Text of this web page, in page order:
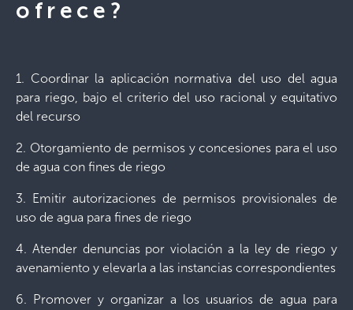
ofrece?
1. Coordinar la aplicación normativa del uso del agua
para riego, bajo el criterio del uso racional y equitativo
del recurso
2. Otorgamiento de permisos y concesiones para el uso
de agua con fines de riego
3. Emitir autorizaciones de permisos provisionales de
uso de agua para fines de riego
4. Atender denuncias por violación a la ley de riego y
avenamiento y elevarla a las instancias correspondientes
6. Promover y organizar a los usuarios de agua para